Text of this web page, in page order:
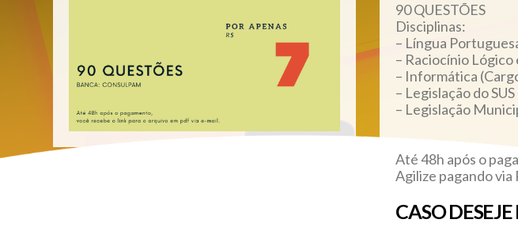
90 QUESTÕES
Disciplinas:
– Língua
– Raciocínio
– Informática
– Legislação do
– Legislação
Até 48h após o
Agilize pagando via
CASO